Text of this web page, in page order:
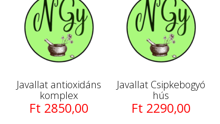
Javallat antioxidáns
komplex
Ft 2850,00
Javallat Csipkebogyó
hús
Ft 2290,00